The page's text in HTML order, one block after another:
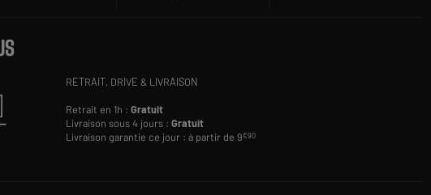
RETRAIT, DRIVE & LIVRAISON
Retrait en 1h :Gratuit
Livraison sous 4 jours :Gratuit
Livraison garantie ce jour : à partir de 9€90